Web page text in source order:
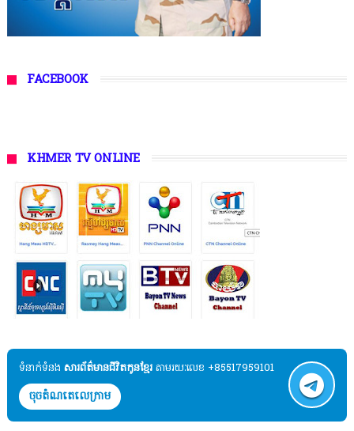
FACEBOOK
KHMER TV ONLINE
ទំនាក់ទំនង​​ សារព័ត៌មានជីវិតកូនខ្មែរ តាមរយៈលេខ +85517959101
ចុចតំណតេលេក្រាម